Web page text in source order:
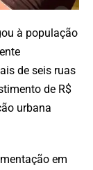
à população
de seis ruas
de R$
urbana
em